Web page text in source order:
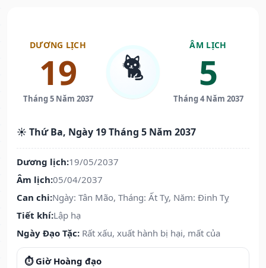
DƯƠNG LỊCH
19
Tháng 5 Năm 2037
🐈
ÂM LỊCH
5
Tháng 4 Năm 2037
☀️ Thứ Ba, Ngày 19 Tháng 5 Năm 2037
Dương lịch:19/05/2037
Âm lịch:05/04/2037
Can chi:Ngày: Tân Mão, Tháng: Ất Tỵ, Năm: Đinh Tỵ
Tiết khí:Lập hạ
Ngày Đạo Tặc: Rất xấu, xuất hành bị hại, mất của
⏱️ Giờ Hoàng đạo